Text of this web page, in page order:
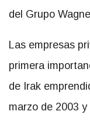
del Grupo
Las empresas
primera
de Irak
marzo de 2003